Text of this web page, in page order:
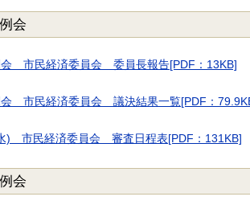
会
会 市民経済委員会 委員長報告[PDF：13KB]
会 市民経済委員会 議決結果一覧[PDF：
) 市民経済委員会 審査日程表[PDF：131KB]
会